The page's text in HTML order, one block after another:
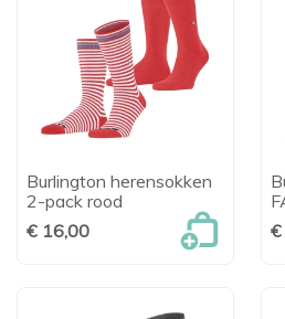
Burlington herensokken
2-pack rood
€ 16,00
€